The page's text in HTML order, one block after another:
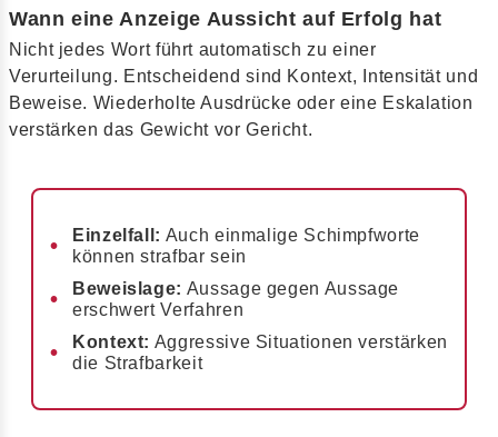
Wann eine Anzeige Aussicht auf Erfolg hat
Nicht jedes Wort führt automatisch zu einer
Verurteilung. Entscheidend sind Kontext, Intensität und
Beweise. Wiederholte Ausdrücke oder eine Eskalation
verstärken das Gewicht vor Gericht.
Einzelfall: Auch einmalige Schimpfworte
können strafbar sein
Beweislage: Aussage gegen Aussage
erschwert Verfahren
Kontext: Aggressive Situationen verstärken
die Strafbarkeit